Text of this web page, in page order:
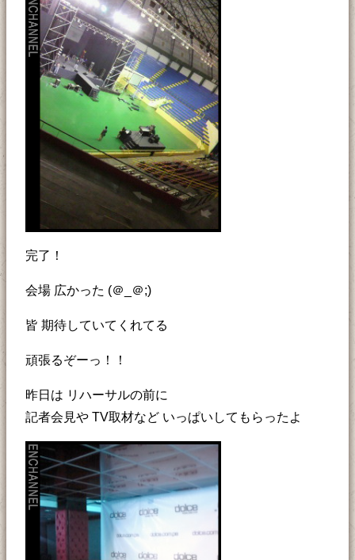
完了！
会場 広かった (＠_＠;)
皆 期待していてくれてる
頑張るぞーっ！！
昨日は リハーサルの前に
記者会見や TV取材など いっぱいしてもらったよ